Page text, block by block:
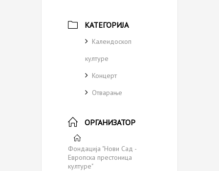
КАТЕГОРИЈА
Калеидоскоп
културе
Концерт
Отварање
ОРГАНИЗАТОР
Фондација "Нови Сaд -
Европска престоница
културе"